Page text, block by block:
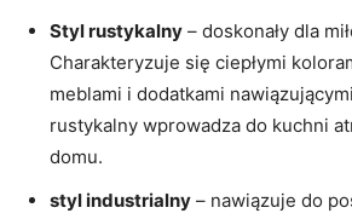
Styl rustykalny – doskonały dla
Charakteryzuje się ciepłymi
meblami i dodatkami
rustykalny wprowadza do kuchni
domu.
styl industrialny – nawiązuje do